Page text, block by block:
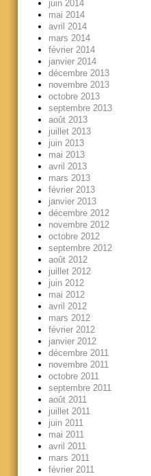
juin 2014
mai 2014
avril 2014
mars 2014
février 2014
janvier 2014
décembre 2013
novembre 2013
octobre 2013
septembre 2013
août 2013
juillet 2013
juin 2013
mai 2013
avril 2013
mars 2013
février 2013
janvier 2013
décembre 2012
novembre 2012
octobre 2012
septembre 2012
août 2012
juillet 2012
juin 2012
mai 2012
avril 2012
mars 2012
février 2012
janvier 2012
décembre 2011
novembre 2011
octobre 2011
septembre 2011
août 2011
juillet 2011
juin 2011
mai 2011
avril 2011
mars 2011
février 2011